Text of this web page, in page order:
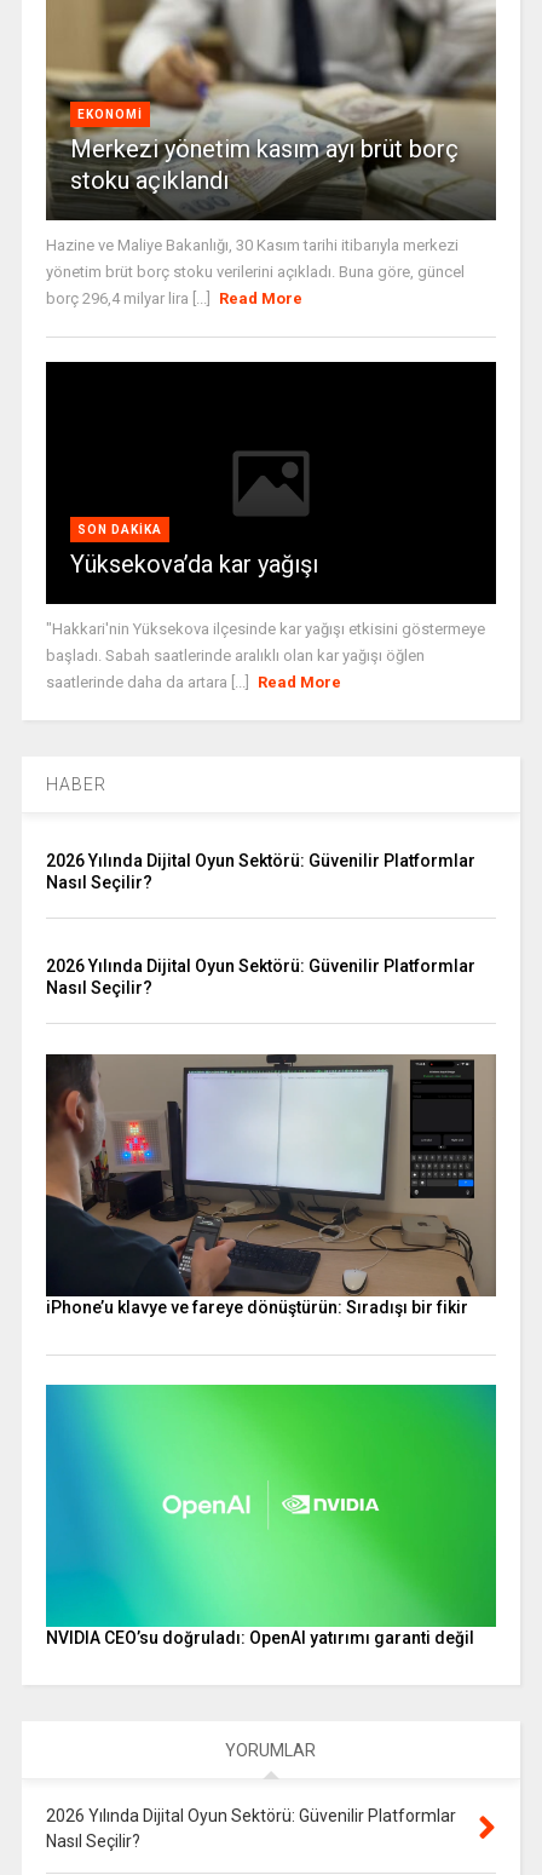
EKONOMI
Merkezi yönetim kasım ayı brüt borç
stoku açıklandı
Hazine ve Maliye Bakanlığı, 30 Kasım tarihi itibarıyla merkezi
yönetim brüt borç stoku verilerini açıkladı. Buna göre, güncel
borç 296,4 milyar lira [...]
Read More
SON DAKIKA
Yüksekova’da kar yağışı
"Hakkari'nin Yüksekova ilçesinde kar yağışı etkisini göstermeye
başladı. Sabah saatlerinde aralıklı olan kar yağışı öğlen
saatlerinde daha da artara [...]
Read More
HABER
2026 Yılında Dijital Oyun Sektörü: Güvenilir Platformlar
Nasıl Seçilir?
2026 Yılında Dijital Oyun Sektörü: Güvenilir Platformlar
Nasıl Seçilir?
iPhone’u klavye ve fareye dönüştürün: Sıradışı bir fikir
NVIDIA CEO’su doğruladı: OpenAI yatırımı garanti değil
YORUMLAR
2026 Yılında Dijital Oyun Sektörü: Güvenilir Platformlar
Nasıl Seçilir?